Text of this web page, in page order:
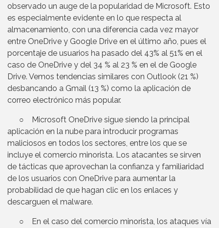
observado un auge de la popularidad de Microsoft. Esto
es especialmente evidente en lo que respecta al
almacenamiento, con una diferencia cada vez mayor
entre OneDrive y Google Drive en el último año, pues el
porcentaje de usuarios ha pasado del 43% al 51% en el
caso de OneDrive y del 34 % al 23 % en el de Google
Drive. Vemos tendencias similares con Outlook (21 %)
desbancando a Gmail (13 %) como la aplicación de
correo electrónico más popular.
○ Microsoft OneDrive sigue siendo la principal
aplicación en la nube para introducir programas
maliciosos en todos los sectores, entre los que se
incluye el comercio minorista. Los atacantes se sirven
de tácticas que aprovechan la confianza y familiaridad
de los usuarios con OneDrive para aumentar la
probabilidad de que hagan clic en los enlaces y
descarguen el malware.
○ En el caso del comercio minorista, los ataques vía